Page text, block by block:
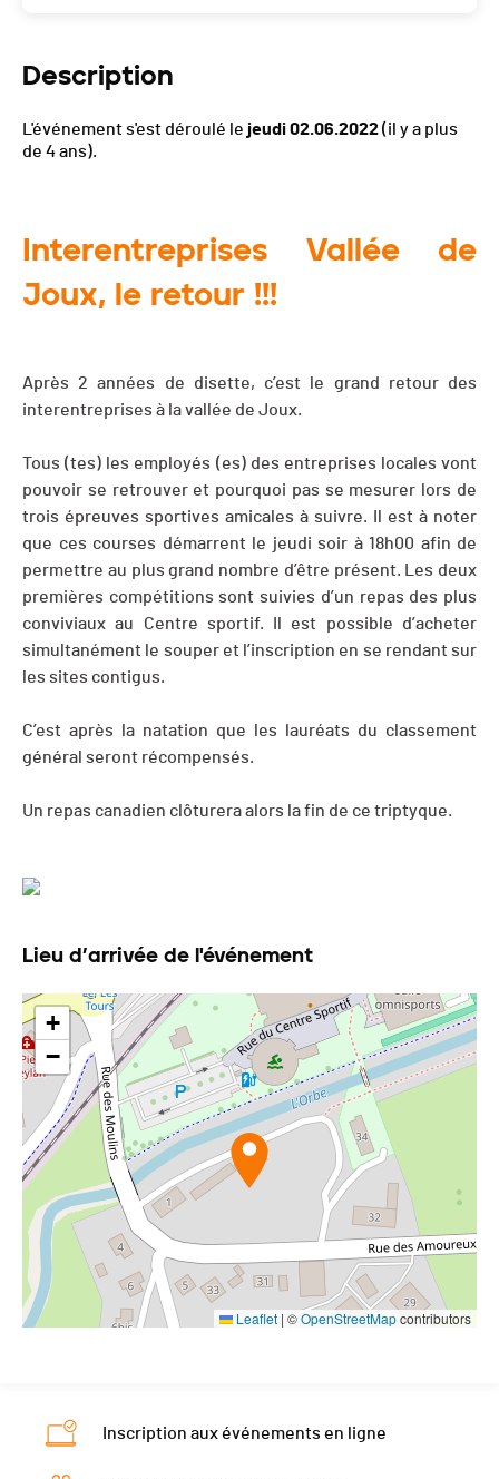
Description
L'événement s'est déroulé le jeudi 02.06.2022(il y a plus
de 4 ans).
Interentreprises Vallée de
Joux, le retour !!!
Après 2 années de disette, c’est le grand retour des
interentreprises à la vallée de Joux.
Tous (tes) les employés (es) des entreprises locales vont
pouvoir se retrouver et pourquoi pas se mesurer lors de
trois épreuves sportives amicales à suivre. Il est à noter
que ces courses démarrent le jeudi soir à 18h00 afin de
permettre au plus grand nombre d’être présent. Les deux
premières compétitions sont suivies d’un repas des plus
conviviaux au Centre sportif. Il est possible d’acheter
simultanément le souper et l’inscription en se rendant sur
les sites contigus.
C’est après la natation que les lauréats du classement
général seront récompensés.
Un repas canadien clôturera alors la fin de ce triptyque.
Lieu d’arrivée de l'événement
+
−
Leaflet | ©OpenStreetMapcontributors
Inscription aux événements en ligne